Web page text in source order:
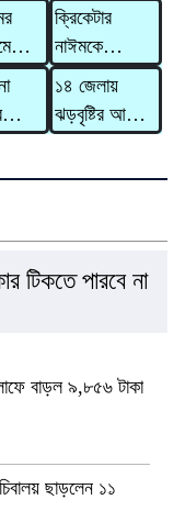
ক্রিকেটার
নাঈমকে
মারধরের ঘটনায়
অভিযুক্ত
ওসিকে
১৪ জেলায়
ঝড়বৃষ্টির আভাস,
টিকতে পারবে না
বাড়ল ৯,৮৫৬ টাকা
ছাড়লেন ১১